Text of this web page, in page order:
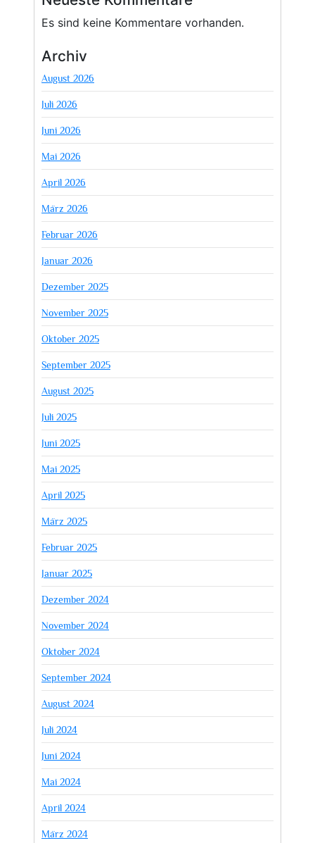
Es sind keine Kommentare vorhanden.
Archiv
August 2026
Juli 2026
Juni 2026
Mai 2026
April 2026
März 2026
Februar 2026
Januar 2026
Dezember 2025
November 2025
Oktober 2025
September 2025
August 2025
Juli 2025
Juni 2025
Mai 2025
April 2025
März 2025
Februar 2025
Januar 2025
Dezember 2024
November 2024
Oktober 2024
September 2024
August 2024
Juli 2024
Juni 2024
Mai 2024
April 2024
März 2024